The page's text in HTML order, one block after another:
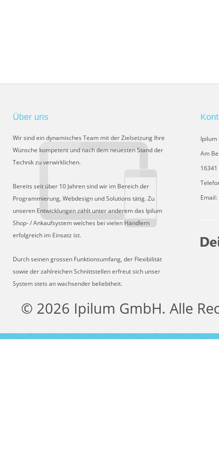
Über uns
Wir sind ein dynamisches Team mit der Zielsetzung Ihre
Wünsche kompetent und nach dem neuesten Stand der
Technik zu verwirklichen.
Bereits seit über 10 Jahren sind wir im Bereich der
Programmierung, Webdesign und Solutions tätig. Zu
unseren Entwicklungen zählt unter anderem das Ipilum
Shop- / Ankaufsystem welches bei vielen Händlern
erfolgreich im Einsatz ist.
Durch seinen grossen Funktionsumfang, der Flexibilität
sowie der zahlreichen Schnittstellen erfreut sich unser
System stets an wachsender beliebtheit.
Ipilum
Am
© 2026 Ipilum GmbH. Alle